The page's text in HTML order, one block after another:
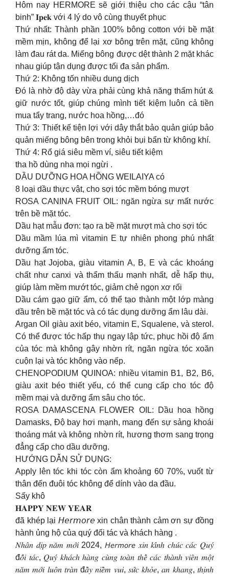
Hôm nay HERMORE sẽ giới thiệu cho các cậu “tân
binh” 𝐈𝐩𝐞𝐤 với 4 lý do vô cùng thuyết phục
Thứ nhất: Thành phần 100% bông cotton với bề mặt
mềm mịn, không để lại xơ bông trên mặt, cũng không
làm đau rát da. Miếng bông được dệt thành 2 mặt khác
nhau giúp tận dụng được tối đa sản phẩm.
Thứ 2: Không tốn nhiều dung dịch
Đó là nhờ độ dày vừa phải cùng khả năng thấm hút &
giữ nước tốt, giúp chúng mình tiết kiệm luôn cả tiền
mua tẩy trang, nước hoa hồng,…đó
Thứ 3: Thiết kế tiện lợi với dây thắt bảo quản giúp bảo
quản miếng bông bên trong khỏi bụi bẩn từ không khí.
Thứ 4: Rổ giá siêu mềm ví, siêu tiết kiệm
tha hồ dùng nha mọi ngừi .
DẦU DƯỠNG HOA HỒNG WEILAIYA có
8 loại dầu thực vật, cho sợi tóc mềm bóng mượt
ROSA CANINA FRUIT OIL: ngăn ngừa sự mất nước
trên bề mặt tóc.
Dầu hạt mẫu đơn: tạo ra bề mặt mượt mà cho sợi tóc
Dầu mầm lúa mì vitamin E tự nhiên phong phú nhất
dưỡng ẩm tóc.
Dầu hạt Jojoba, giàu vitamin A, B, E và các khoáng
chất như canxi và thẩm thấu mạnh nhất, dễ hấp thụ,
giúp làm mềm mướt tóc, giảm chẻ ngọn xơ rối
Dầu cám gạo giữ ẩm, có thể tạo thành một lớp màng
dầu trên bề mặt tóc và có tác dụng dưỡng ẩm lâu dài.
Argan Oil giàu axit béo, vitamin E, Squalene, và sterol.
Có thể được tóc hấp thụ ngay lập tức, phục hồi độ ẩm
của tóc mà không gây nhờn rít, ngăn ngừa tóc xoăn
cuộn lại và tóc không vào nếp.
CHENOPODIUM QUINOA: nhiều vitamin B1, B2, B6,
giàu axit béo thiết yếu, có thể cung cấp cho tóc độ
mềm mại và dưỡng ẩm sâu cho tóc.
ROSA DAMASCENA FLOWER OIL: Dầu hoa hồng
Damasks, Độ bay hơi mạnh, mang đến sự sảng khoái
thoáng mát và không nhờn rít, hương thơm sang trọng
đẳng cấp cho dầu dưỡng.
HƯỚNG DẪN SỬ DỤNG:
Apply lên tóc khi tóc còn ẩm khoảng 60 70%, vuốt từ
thân đến đuôi tóc không để dính vào da đầu.
Sấy khô
𝐇𝐀𝐏𝐏𝐘 𝐍𝐄𝐖 𝐘𝐄𝐀𝐑
đã khép lại 𝘏𝘦𝘳𝘮𝘰𝘳𝘦 xin chân thành cảm ơn sự đồng
hành ủng hộ của quý đối tác và khách hàng .
𝑁ℎ𝑎̂𝑛 𝑑𝑖̣𝑝 𝑛𝑎̆𝑚 𝑚𝑜̛́𝑖 2024, 𝘏𝘦𝘳𝘮𝘰𝘳𝘦 𝑥𝑖𝑛 𝑘𝑖́𝑛ℎ 𝑐ℎ𝑢́𝑐 𝑐𝑎́𝑐 𝑄𝑢𝑦́
đ𝑜̂́𝑖 𝑡𝑎́𝑐, 𝑄𝑢𝑦́ 𝑘ℎ𝑎́𝑐ℎ ℎ𝑎̀𝑛𝑔 𝑐𝑢̀𝑛𝑔 𝑡𝑜𝑎̀𝑛 𝑡ℎ𝑒̂̉ 𝑐𝑎́𝑐 𝑡ℎ𝑎̀𝑛ℎ 𝑣𝑖𝑒̂𝑛 𝑚𝑜̣̂𝑡
𝑛𝑎̆𝑚 𝑚𝑜̛́𝑖 𝑙𝑢𝑜̂𝑛 𝑡𝑟𝑎̀𝑛 đ𝑎̂̀𝑦 𝑛𝑖𝑒̂̀𝑚 𝑣𝑢𝑖, 𝑠𝑢̛́𝑐 𝑘ℎ𝑜̉𝑒, 𝑎𝑛 𝑘ℎ𝑎𝑛𝑔, 𝑡ℎ𝑖̣𝑛ℎ